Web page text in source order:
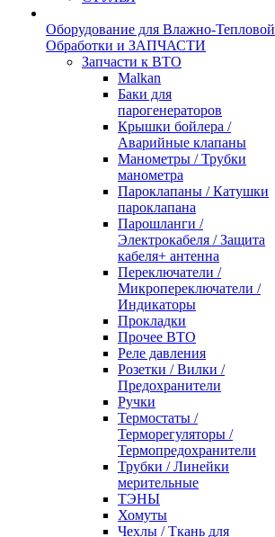
Оборудование для Влажно-Тепловой
Обработки и ЗАПЧАСТИ
Запчасти к ВТО
Malkan
Баки для
парогенераторов
Крышки бойлера /
Аварийные клапаны
Манометры / Трубки
манометра
Пароклапаны / Катушки
пароклапана
Парошланги /
Электрокабеля / Защита
кабеля+ антенна
Переключатели /
Микропереключатели /
Индикаторы
Прокладки
Прочее ВТО
Реле давления
Розетки / Вилки /
Предохранители
Ручки
Термостаты /
Терморегуляторы /
Термопредохранители
Трубки / Линейки
мерительные
ТЭНЫ
Хомуты
Чехлы / Ткань для